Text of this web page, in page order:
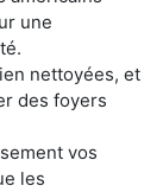
une
nettoyées, et
des foyers
vos
les